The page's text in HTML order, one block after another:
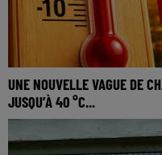
UNE NOUVELLE VAGUE DE
JUSQU’À 40 °C...